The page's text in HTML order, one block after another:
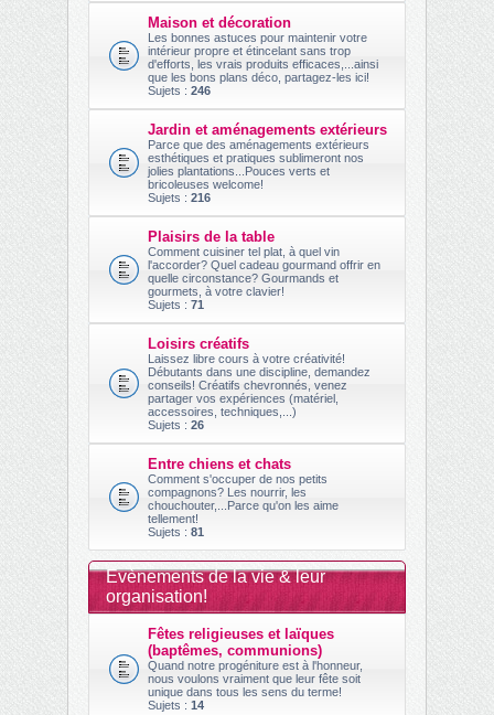
Maison et décoration
Les bonnes astuces pour maintenir votre
intérieur propre et étincelant sans trop
d'efforts, les vrais produits efficaces,...ainsi
que les bons plans déco, partagez-les ici!
Sujets : 246
Jardin et aménagements extérieurs
Parce que des aménagements extérieurs
esthétiques et pratiques sublimeront nos
jolies plantations...Pouces verts et
bricoleuses welcome!
Sujets : 216
Plaisirs de la table
Comment cuisiner tel plat, à quel vin
l'accorder? Quel cadeau gourmand offrir en
quelle circonstance? Gourmands et
gourmets, à votre clavier!
Sujets : 71
Loisirs créatifs
Laissez libre cours à votre créativité!
Débutants dans une discipline, demandez
conseils! Créatifs chevronnés, venez
partager vos expériences (matériel,
accessoires, techniques,...)
Sujets : 26
Entre chiens et chats
Comment s'occuper de nos petits
compagnons? Les nourrir, les
chouchouter,...Parce qu'on les aime
tellement!
Sujets : 81
Evènements de la vie & leur
organisation!
Fêtes religieuses et laïques
(baptêmes, communions)
Quand notre progéniture est à l'honneur,
nous voulons vraiment que leur fête soit
unique dans tous les sens du terme!
Sujets : 14